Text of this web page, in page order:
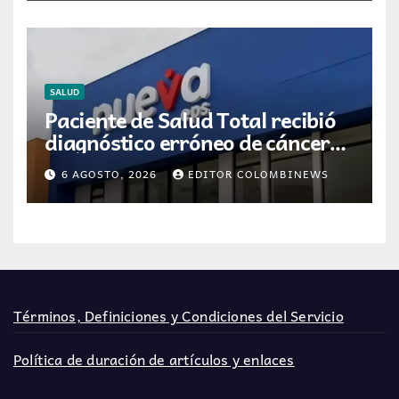
SALUD
Paciente de Salud Total recibió
diagnóstico erróneo de cáncer
por resultados de otra persona
6 AGOSTO, 2026 EDITOR COLOMBINEWS
Términos, Definiciones y Condiciones del Servicio
Política de duración de artículos y enlaces